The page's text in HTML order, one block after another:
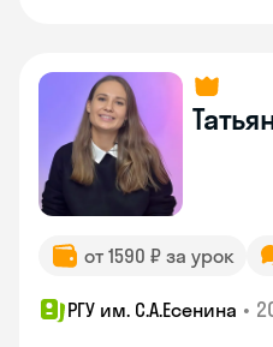
от 1590 ₽ за урок
РГУ им. С.А.Есенина •